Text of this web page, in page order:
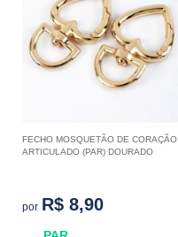
FECHO MOSQUETÃO DE CORAÇÃO
ARTICULADO (PAR) DOURADO
por R$ 8,90